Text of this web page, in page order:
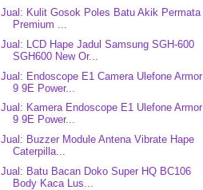
Jual: Kulit Gosok Poles Batu Akik Permata
Premium ...
Jual: LCD Hape Jadul Samsung SGH-600
SGH600 New Or...
Jual: Endoscope E1 Camera Ulefone Armor
9 9E Power...
Jual: Kamera Endoscope E1 Ulefone Armor
9 9E Power...
Jual: Buzzer Module Antena Vibrate Hape
Caterpilla...
Jual: Batu Bacan Doko Super HQ BC106
Body Kaca Lus...